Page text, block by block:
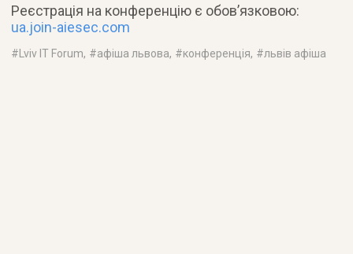
Реєстрація на конференцію є обов’язковою:
ua.join-aiesec.com
#Lviv IT Forum, #афіша львова, #конференція, #львів афіша